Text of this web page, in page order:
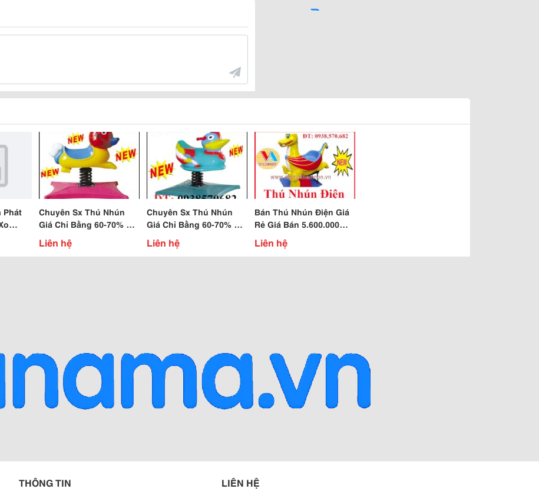
Phát
Chuyên Sx Thú Nhún
Giá Chỉ Bằng 60-70% Giá
Thị Trường
Liên hệ
Chuyên Sx Thú Nhún
Giá Chỉ Bằng 60-70% Giá
Thị Trường
Liên hệ
Bán Thú Nhún Điện Giá
Rẻ Giá Bán 5.600.000
Vnđ Tại Tp.hcm
Liên hệ
THÔNG TIN LIÊN HỆ